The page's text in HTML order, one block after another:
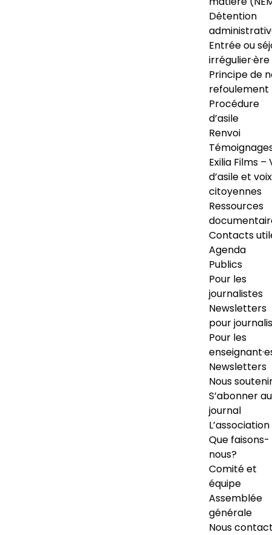
Détention
Entrée ou
irrégulier·ère
Principe de
refoulement
Procédure
d’asile
Renvoi
Exilia Films –
d’asile et voix
citoyennes
Ressources
Contacts
Agenda
Publics
Pour les
journalistes
Newsletters
pour
Pour les
Newsletters
Nous
S’abonner au
journal
L’association
Que faisons-
nous?
Comité et
équipe
Assemblée
générale
Nous